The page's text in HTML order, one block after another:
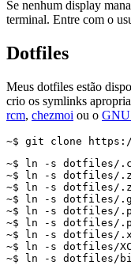
Se nenhum display
terminal. Entre com o
Dotfiles
Meus dotfiles estão
crio os symlinks
rcm, chezmoi ou o